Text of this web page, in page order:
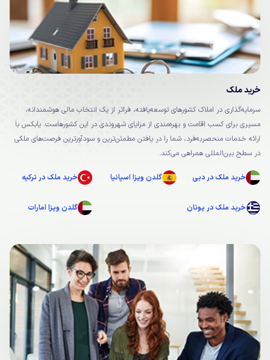
خرید ملک
سرمایه‌گذاری در املاک کشورهای توسعه‌یافته، فراتر از یک انتخاب مالی هوشمندانه،
مسیری برای کسب اقامت و بهره‌مندی از مزایای شهروندی در این کشورهاست. یابکس با
ارائه خدمات منحصربه‌فرد، شما را در یافتن مطمئن‌ترین و سودآورترین فرصت‌های ملکی
در سطح بین‌المللی همراهی می‌کند.
خرید ملک در دبی گلدن ویزا اسپانیا خرید ملک در ترکیه
خرید ملک در یونان گلدن ویزا امارات